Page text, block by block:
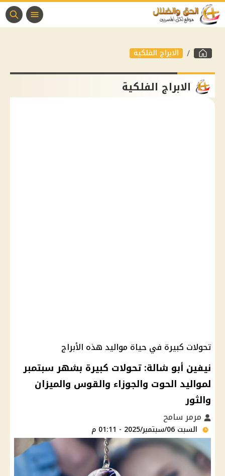
الابراج الفلكية
الابراج الفلكية
تحولات كبيرة في حياة مواليد هذه الأبراج
نيفين أبو شالة: تحولات كبيرة بشهر سبتمبر
لمواليد الحوت والجوزاء والقوس والميزان
والثور
مرمر سامح
السبت 06/سبتمبر/2025 - 01:11 م